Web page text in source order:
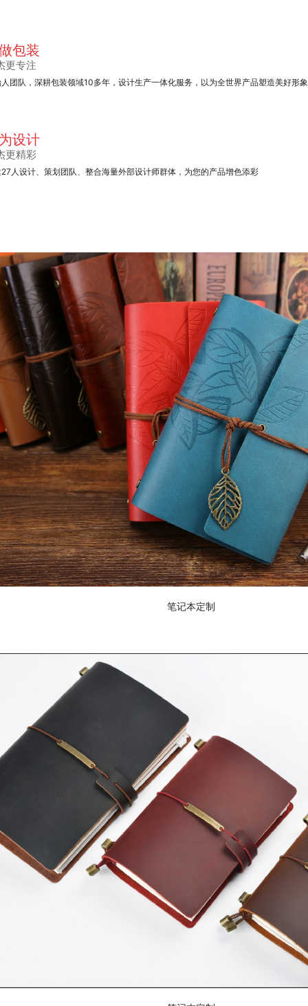
手提纸袋系列
产品包装盒
覆膜彩色无纺布袋系
笔记本定制
精装书籍画册定制
包装
更专注
团队，深耕包装领域10多年，设计生产一体化服务，以为全世界产品塑造美好形
设计
更精彩
人设计、策划团队、整合海量外部设计师群体，为您的产品增色添彩
笔记本定制